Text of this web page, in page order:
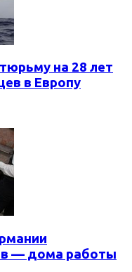
на 28 лет
в Европу
— дома работы